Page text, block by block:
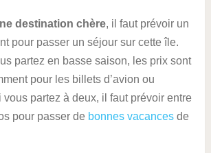
destination chère, il faut prévoir un
pour passer un séjour sur cette île.
partez en basse saison, les prix sont
pour les billets d’avion ou
vous partez à deux, il faut prévoir entre
pour passer de bonnes vacancesde